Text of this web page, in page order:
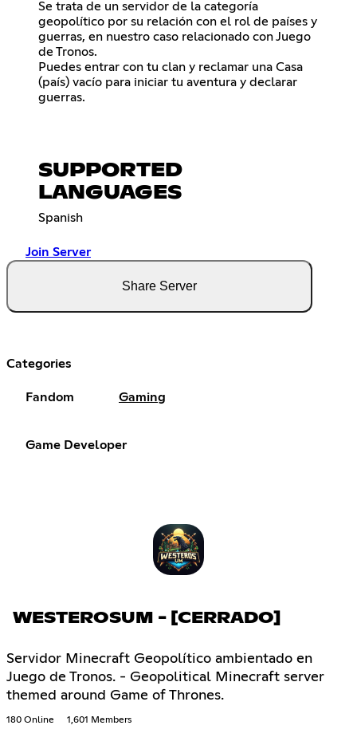
Se trata de un servidor de la categoría
geopolítico por su relación con el rol de países y
guerras, en nuestro caso relacionado con Juego
de Tronos.
Puedes entrar con tu clan y reclamar una Casa
(país) vacío para iniciar tu aventura y declarar
guerras.
SUPPORTED
LANGUAGES
Spanish
Join Server
Share Server
Categories
Fandom Gaming
Game Developer
WESTEROSUM - [CERRADO]
Servidor Minecraft Geopolítico ambientado en
Juego de Tronos. - Geopolitical Minecraft server
themed around Game of Thrones.
180 Online 1,601 Members